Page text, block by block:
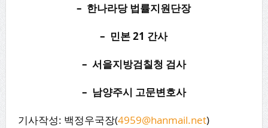
– 한나라당 법률지원단장
– 민본 21 간사
– 서을지방검칠청 검사
– 남양주시 고문변호사
기사작성: 백정우국장(4959@hanmail.net)